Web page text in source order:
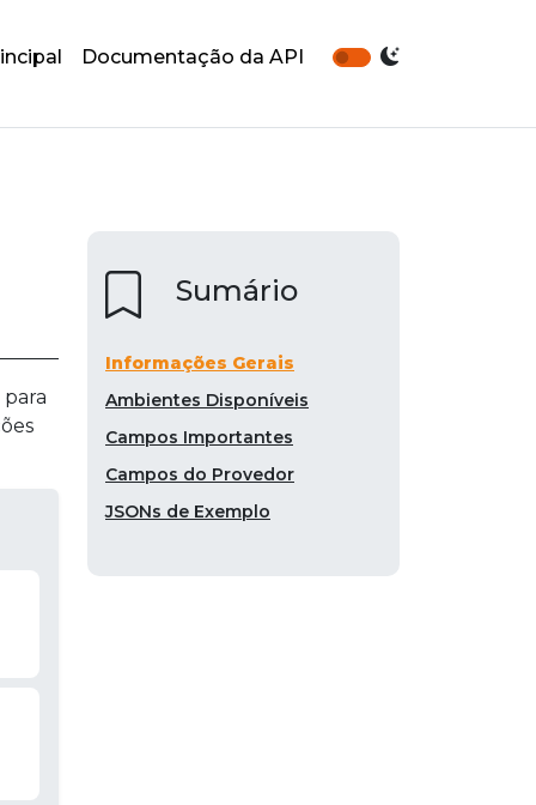
Documentação da API
Sumário
Informações Gerais
Ambientes Disponíveis
Campos Importantes
Campos do Provedor
JSONs de Exemplo